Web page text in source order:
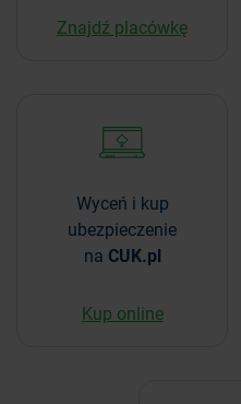
Znajdź placówkę
Wyceń i kup
ubezpieczenie
na CUK.pl
Kup online